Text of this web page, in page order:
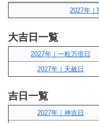
2027年
大吉日一覧
2027年｜一粒万倍日
2027年｜天赦日
吉日一覧
2027年｜神吉日